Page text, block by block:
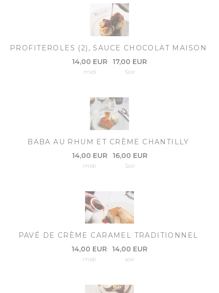
PROFITEROLES (2), SAUCE CHOCOLAT MAISON
14,00 EUR
midi
17,00 EUR
Soir
BABA AU RHUM ET CRÈME CHANTILLY
14,00 EUR
midi
16,00 EUR
Soir
PAVÉ DE CRÈME CARAMEL TRADITIONNEL
14,00 EUR
midi
14,00 EUR
soir